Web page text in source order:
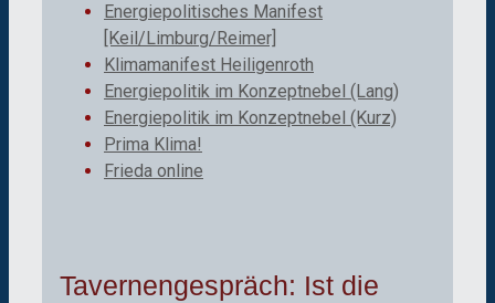
Energiepolitisches Manifest
[Keil/Limburg/Reimer]
Klimamanifest Heiligenroth
Energiepolitik im Konzeptnebel (Lang)
Energiepolitik im Konzeptnebel (Kurz)
Prima Klima!
Frieda online
Tavernengespräch: Ist die